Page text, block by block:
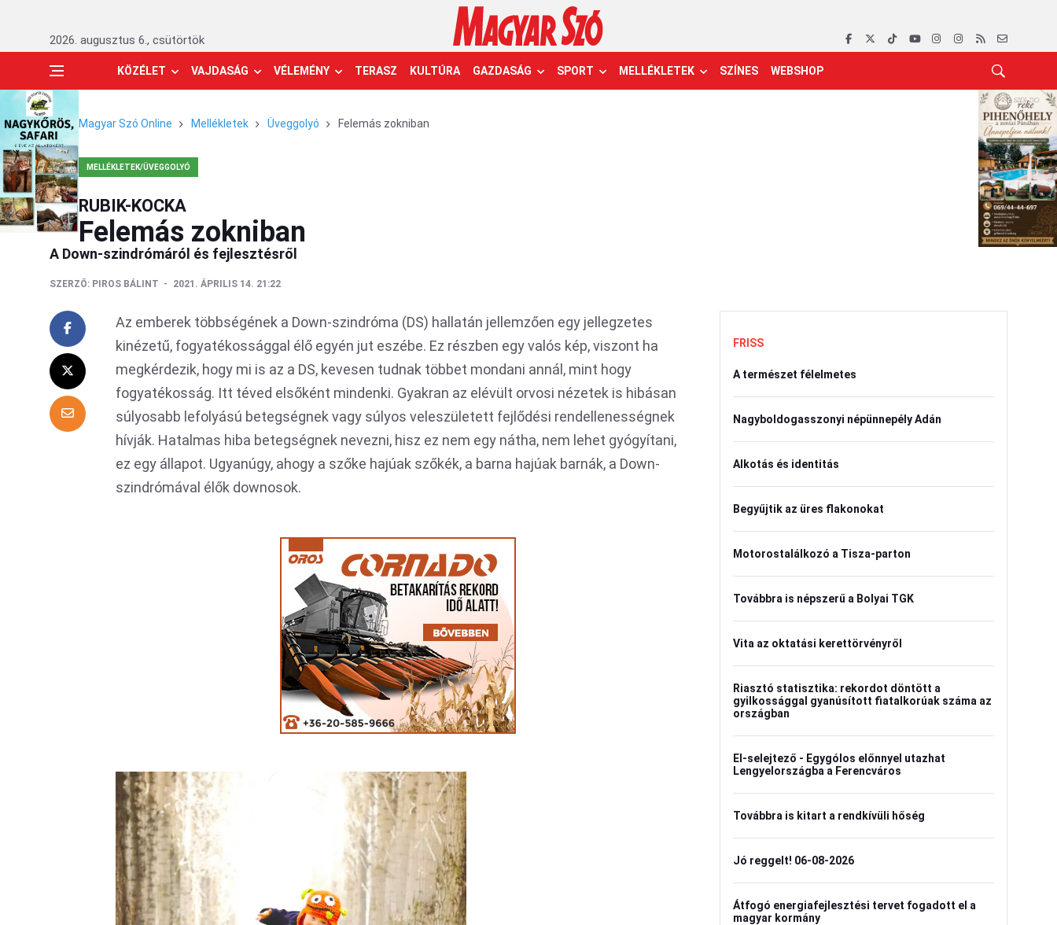
2026. augusztus 6., csütörtök
KÖZÉLET VAJDASÁG VÉLEMÉNY TERASZ KULTÚRA GAZDASÁG SPORT MELLÉKLETEK SZÍNES WEBSHOP
Magyar Szó Online Mellékletek Üveggolyó Felemás zokniban
MELLÉKLETEK/ÜVEGGOLYÓ
RUBIK-KOCKA
Felemás zokniban
A Down-szindrómáról és fejlesztésről
SZERZŐ: PIROS BÁLINT 2021. ÁPRILIS 14. 21:22
Az emberek többségének a Down-szindróma (DS) hallatán jellemzően egy jellegzetes
kinézetű, fogyatékossággal élő egyén jut eszébe. Ez részben egy valós kép, viszont ha
megkérdezik, hogy mi is az a DS, kevesen tudnak többet mondani annál, mint hogy
fogyatékosság. Itt téved elsőként mindenki. Gyakran az elévült orvosi nézetek is hibásan
súlyosabb lefolyású betegségnek vagy súlyos veleszületett fejlődési rendellenességnek
hívják. Hatalmas hiba betegségnek nevezni, hisz ez nem egy nátha, nem lehet gyógyítani,
ez egy állapot. Ugyanúgy, ahogy a szőke hajúak szőkék, a barna hajúak barnák, a Down-
szindrómával élők downosok.
FRISS
A természet félelmetes
Nagyboldogasszonyi népünnepély Adán
Alkotás és identitás
Begyűjtik az üres flakonokat
Motorostalálkozó a Tisza-parton
Továbbra is népszerű a Bolyai TGK
Vita az oktatási kerettörvényről
Riasztó statisztika: rekordot döntött a
gyilkossággal gyanúsított fiatalkorúak száma az
országban
El-selejtező - Egygólos előnnyel utazhat
Lengyelországba a Ferencváros
Továbbra is kitart a rendkívüli hőség
Jó reggelt! 06-08-2026
Átfogó energiafejlesztési tervet fogadott el a
magyar kormány